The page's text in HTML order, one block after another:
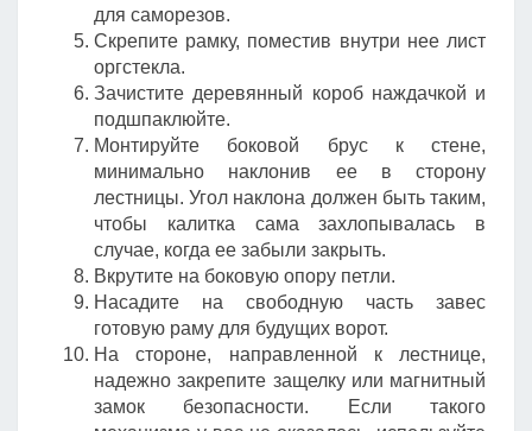
для саморезов.
Скрепите рамку, поместив внутри нее лист
оргстекла.
Зачистите деревянный короб наждачкой и
подшпаклюйте.
Монтируйте боковой брус к стене,
минимально наклонив ее в сторону
лестницы. Угол наклона должен быть таким,
чтобы калитка сама захлопывалась в
случае, когда ее забыли закрыть.
Вкрутите на боковую опору петли.
Насадите на свободную часть завес
готовую раму для будущих ворот.
На стороне, направленной к лестнице,
надежно закрепите защелку или магнитный
замок безопасности. Если такого